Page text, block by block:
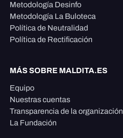
Metodología Desinfo
Metodología La Buloteca
Política de Neutralidad
Política de Rectificación
MÁS SOBRE MALDITA.ES
Equipo
Nuestras cuentas
Transparencia de la organización
La Fundación